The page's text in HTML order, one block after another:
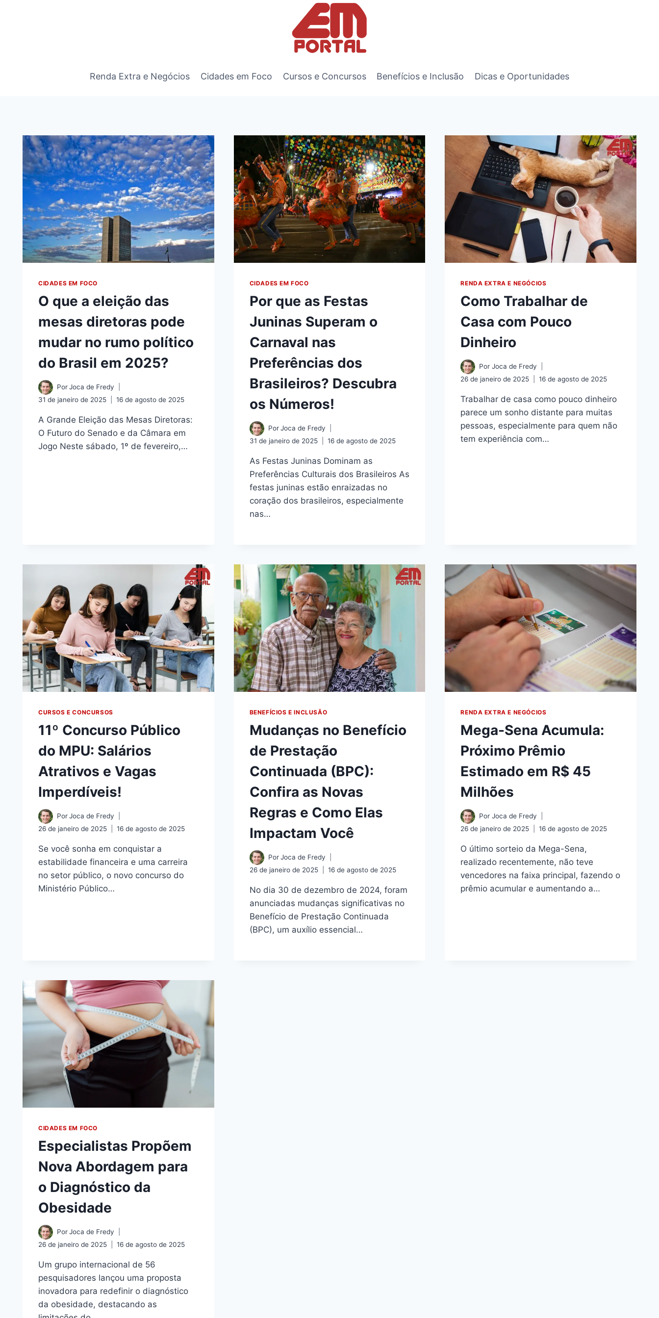
Renda Extra e Negócios Cidades em Foco Cursos e Concursos Benefícios e Inclusão Dicas e Oportunidades
CIDADES EM FOCO
O que a eleição das
mesas diretoras pode
mudar no rumo político
do Brasil em 2025?
PorJoca de Fredy
31 de janeiro de 2025
16 de agosto de 2025
A Grande Eleição das Mesas Diretoras:
O Futuro do Senado e da Câmara em
Jogo Neste sábado, 1º de fevereiro,…
CIDADES EM FOCO
Por que as Festas
Juninas Superam o
Carnaval nas
Preferências dos
Brasileiros? Descubra
os Números!
Por Joca de Fredy
31 de janeiro de 2025
16 de agosto de 2025
As Festas Juninas Dominam as
Preferências Culturais dos Brasileiros As
festas juninas estão enraizadas no
coração dos brasileiros, especialmente
nas…
RENDA EXTRA E NEGÓCIOS
Como Trabalhar de
Casa com Pouco
Dinheiro
Por Joca de Fredy
26 de janeiro de 2025
16 de agosto de 2025
Trabalhar de casa como pouco dinheiro
parece um sonho distante para muitas
pessoas, especialmente para quem não
tem experiência com…
CURSOS E CONCURSOS
11º Concurso Público
do MPU: Salários
Atrativos e Vagas
Imperdíveis!
PorJoca de Fredy
26 de janeiro de 2025
16 de agosto de 2025
Se você sonha em conquistar a
estabilidade financeira e uma carreira
no setor público, o novo concurso do
Ministério Público…
BENEFÍCIOS E INCLUSÃO
Mudanças no Benefício
de Prestação
Continuada (BPC):
Confira as Novas
Regras e Como Elas
Impactam Você
Por Joca de Fredy
26 de janeiro de 2025
16 de agosto de 2025
No dia 30 de dezembro de 2024, foram
anunciadas mudanças significativas no
Benefício de Prestação Continuada
(BPC), um auxílio essencial…
RENDA EXTRA E NEGÓCIOS
Mega-Sena Acumula:
Próximo Prêmio
Estimado em R$ 45
Milhões
Por Joca de Fredy
26 de janeiro de 2025
16 de agosto de 2025
O último sorteio da Mega-Sena,
realizado recentemente, não teve
vencedores na faixa principal, fazendo o
prêmio acumular e aumentando a…
CIDADES EM FOCO
Especialistas Propõem
Nova Abordagem para
o Diagnóstico da
Obesidade
PorJoca de Fredy
26 de janeiro de 2025
16 de agosto de 2025
Um grupo internacional de 56
pesquisadores lançou uma proposta
inovadora para redefinir o diagnóstico
da obesidade, destacando as